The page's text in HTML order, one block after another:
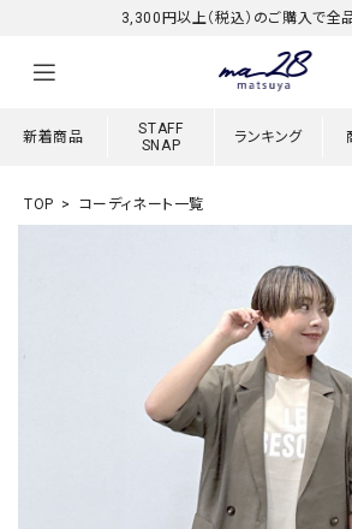
3,300円以上（税込）のご購入で全
新着商品
STAFF
SNAP
ランキング
TOP コーディネート一覧